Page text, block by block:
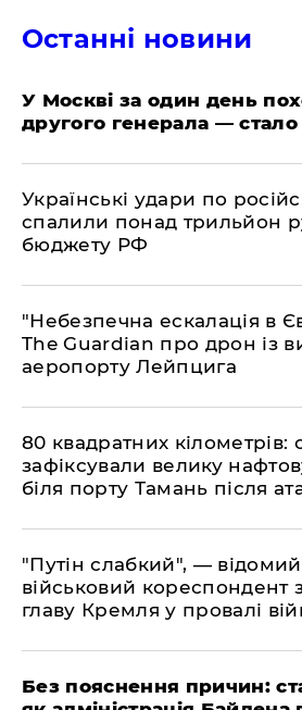
Останні новини
​У Москві за один день
другого генерала — стало
​Українські удари по
спалили понад трильйон
бюджету РФ
​"Небезпечна ескалація в
The Guardian про дрон із
аеропорту Лейпцига
​80 квадратних кілометрів:
зафіксували велику
біля порту Тамань після
"Путін слабкий", —
військовий кореспондент
главу Кремля у провалі
​Без пояснення причин: